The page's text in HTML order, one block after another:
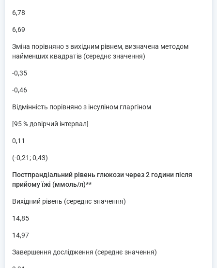
6,78
6,69
Зміна порівняно з вихідним рівнем, визначена методом
найменших квадратів (середнє значення)
-0,35
-0,46
Відмінність порівняно з інсуліном гларгіном
[95 % довірчий інтервал]
0,11
(-0,21; 0,43)
Постпрандіальний рівень глюкози через 2 години після
прийому їжі (ммоль/л)**
Вихідний рівень (середнє значення)
14,85
14,97
Завершення дослідження (середнє значення)